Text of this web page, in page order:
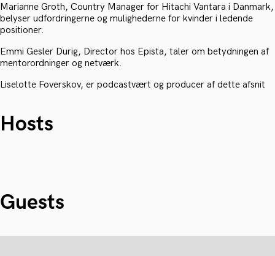
Marianne Groth, Country Manager for Hitachi Vantara i Danmark,
belyser udfordringerne og mulighederne for kvinder i ledende
positioner.
Emmi Gesler Durig, Director hos Epista, taler om betydningen af
mentorordninger og netværk.
Liselotte Foverskov, er podcastvært og producer af dette afsnit
Hosts
Guests